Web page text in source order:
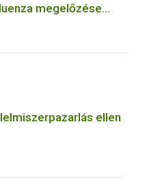
megelőzése
ellen